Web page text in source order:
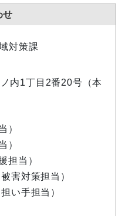
せ
対策課
内1丁目2番20号（本
）
）
担当）
害対策担当）
い手担当）